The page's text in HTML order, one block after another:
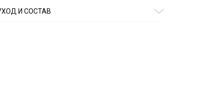
И СОСТАВ